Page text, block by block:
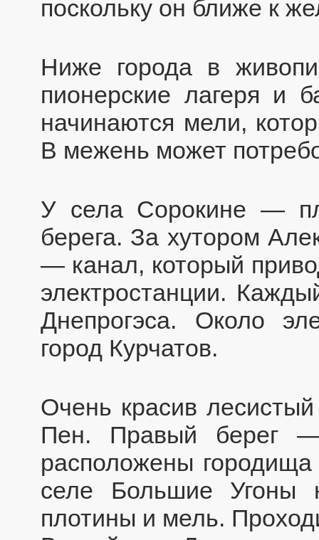
поскольку он ближе к
Ниже города в
пионерские лагеря и
начинаются мели,
В межень может
У села Сорокине —
берега. За хутором
— канал, который
электростанции.
Днепрогэса. Около
город Курчатов.
Очень красив
Пен. Правый берег
расположены
селе Большие Угоны
плотины и мель.